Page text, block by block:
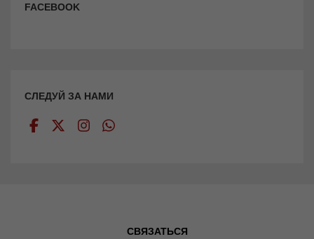
FACEBOOK
СЛЕДУЙ ЗА НАМИ
СВЯЗАТЬСЯ